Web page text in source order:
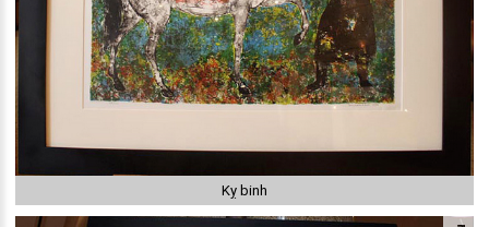
Kỵ binh